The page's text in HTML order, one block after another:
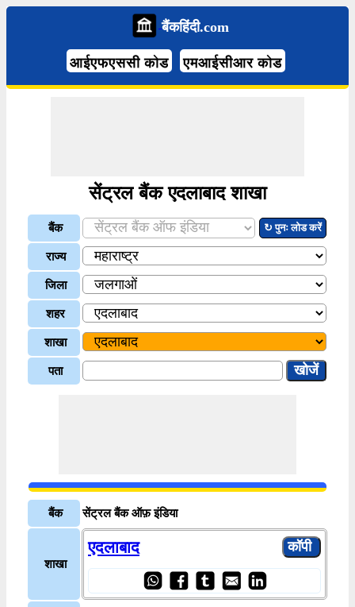
बैंकहिंदी.com
आईएफएससी कोड एमआईसीआर कोड
सेंट्रल बैंक एदलाबाद शाखा
बैंक ↻ पुनः लोड करें
राज्य
जिला
शहर
शाखा
पता
बैंक सेंट्रल बैंक ऑफ़ इंडिया
शाखा
एदलाबाद